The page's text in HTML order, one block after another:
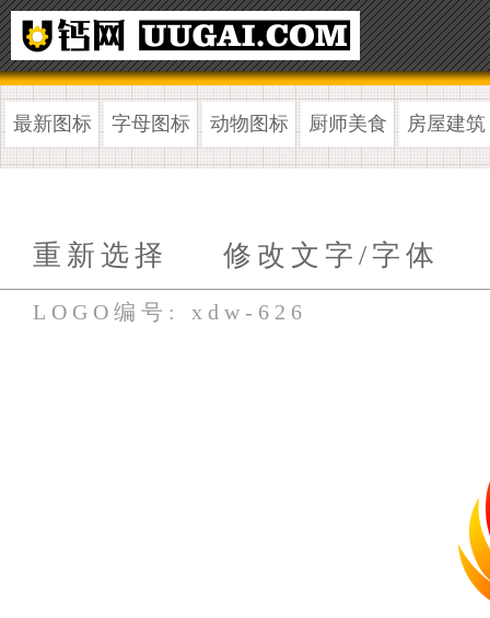
最新图标 字母图标 动物图标 厨师美食 房屋建筑
重新选择 修改文字/字体
LOGO编号: xdw-626